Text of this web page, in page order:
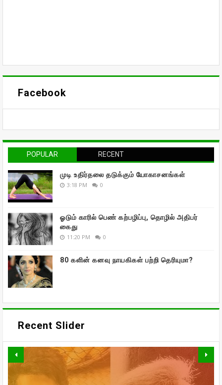
Facebook
POPULAR RECENT
முடி உதிர்தலை தடுக்கும் யோகாசனங்கள்
3:18 PM 0
ஓடும் காரில் பெண் கற்பழிப்பு, தொழில் அதிபர்
கைது
11:20 PM 0
80 களின் கனவு நாயகிகள் பற்றி தெரியுமா?
Recent Slider